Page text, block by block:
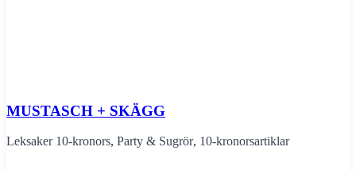
MUSTASCH + SKÄGG
Leksaker 10-kronors, Party & Sugrör, 10-kronorsartiklar